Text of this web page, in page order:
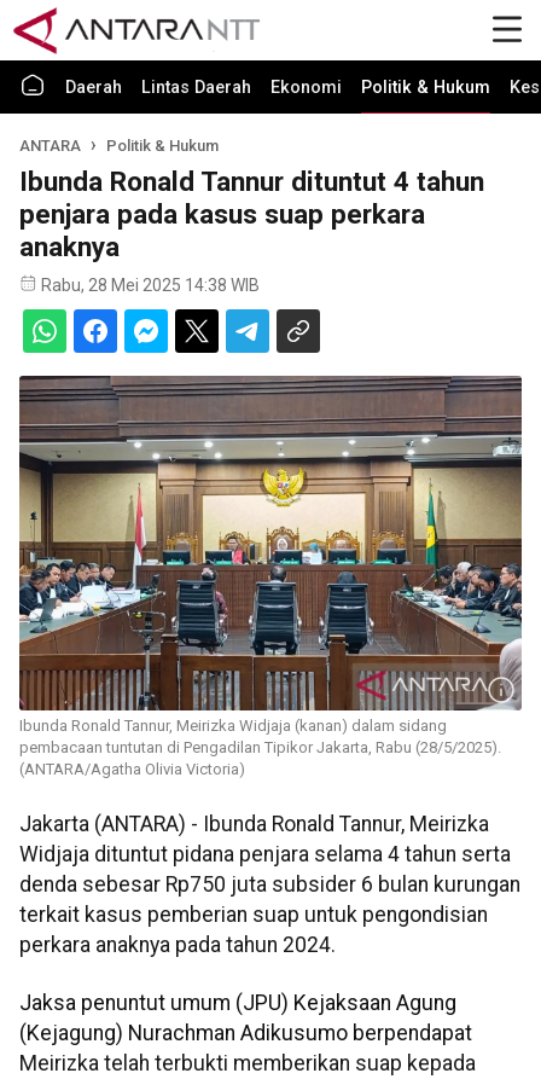
Daerah Lintas Daerah Ekonomi Politik & Hukum
ANTARA Politik & Hukum
Ibunda Ronald Tannur dituntut 4 tahun
penjara pada kasus suap perkara
anaknya
Rabu, 28 Mei 2025 14:38 WIB
Ibunda Ronald Tannur, Meirizka Widjaja (kanan) dalam sidang
pembacaan tuntutan di Pengadilan Tipikor Jakarta, Rabu (28/5/2025).
(ANTARA/Agatha Olivia Victoria)
Jakarta (ANTARA) - Ibunda Ronald Tannur, Meirizka
Widjaja dituntut pidana penjara selama 4 tahun serta
denda sebesar Rp750 juta subsider 6 bulan kurungan
terkait kasus pemberian suap untuk pengondisian
perkara anaknya pada tahun 2024.
Jaksa penuntut umum (JPU) Kejaksaan Agung
(Kejagung) Nurachman Adikusumo berpendapat
Meirizka telah terbukti memberikan suap kepada